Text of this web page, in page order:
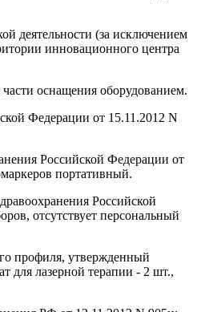
деятельности (за исключением
инновационного центра
оснащения оборудованием.
Федерации от 15.11.2012 N
Российской Федерации от
портативный.
Российской
отсутствует персональный
профиля, утвержденный
для лазерной терапии - 2 шт.,